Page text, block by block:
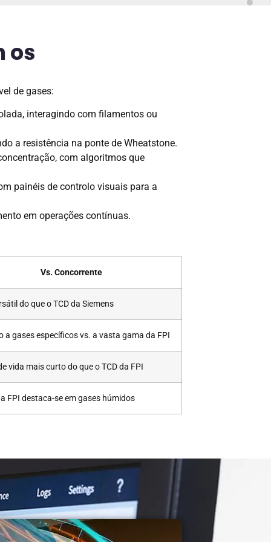
os
de gases:
interagindo com filamentos ou
a resistência na ponte de Wheatstone.
com algoritmos que
painéis de controlo visuais para a
em operações contínuas.
Vs. Concorrente
do que o TCD da Siemens
a gases específicos vs. a vasta gama da FPI
vida mais curto do que o TCD da FPI
FPI destaca-se em gases húmidos